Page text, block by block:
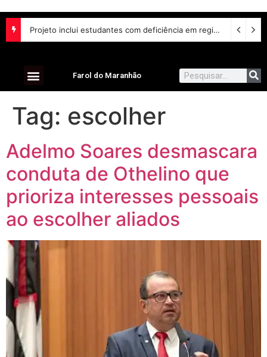
Projeto inclui estudantes com deficiência em regime escolar especial
Farol do Maranhão
Tag: escolher
Adelmo Soares desmascara
conduta de Othelino que
prioriza interesses pessoais
ao escolher aliados